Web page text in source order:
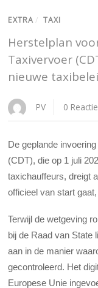
EXTRA / TAXI
Herstelplan
Taxivervoer
nieuwe
PV 0 Reactie
De geplande
(CDT), die op 1 juli
taxichauffeurs, dreigt
officieel van start
Terwijl de wetgeving
bij de Raad van State
aan in de manier
gecontroleerd. Het
Europese Unie